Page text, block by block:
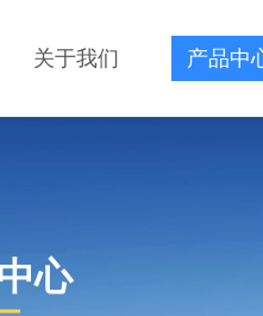
关于我们 产品中
心